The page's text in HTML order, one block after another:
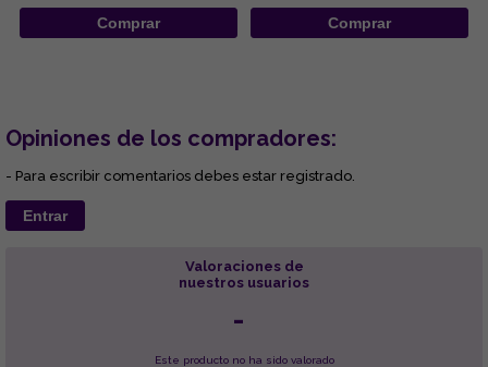
Comprar Comprar
Opiniones de los compradores:
- Para escribir comentarios debes estar registrado.
Entrar
Valoraciones de
nuestros usuarios
-
Este producto no ha sido valorado